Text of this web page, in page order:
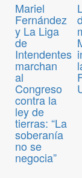
Mariel
Fernández
y La Liga
de
Intendentes
marchan
al
Congreso
contra la
ley de
tierras: “La
soberanía
no se
negocia”